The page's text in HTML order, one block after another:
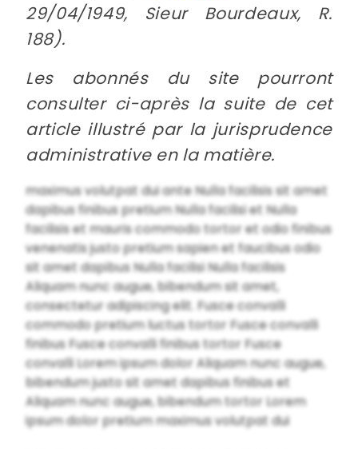
29/04/1949, Sieur Bourdeaux, R.
188).
Les abonnés du site pourront
consulter ci-après la suite de cet
article illustré par la jurisprudence
administrative en la matière.
maximus volutpat dui ante Nulla facilisis sit amet
dapibus finibus pretium Nulla facilisi et Nulla
facilisis et mauris commodo tortor et odio finibus
venenatis justo pretium sapien et faucibus odio
sit amet dapibus Nulla facilisi Nulla facilisis
Aliquam nunc augue, bibendum sit amet,
consectetur adipiscing elit. Fusce convalli
commodo pretium luctus tortor Fusce convalli
finibus Fusce convalli finibus tortor Fusce
convalli Lorem ipsum dolor Aliquam nunc augue,
bibendum justo sit amet dapibus finibus et
Aliquam nunc augue, bibendum tortor Lorem
ipsum dolor pretium maximus volutpat dui